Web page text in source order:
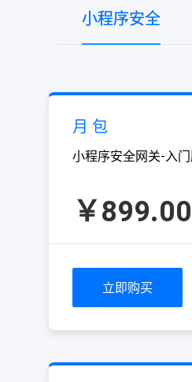
小程序安全
月 包
小程序安全网关-入
￥899.00
立即购买